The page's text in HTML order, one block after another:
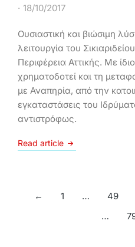
18/10/2017
Ουσιαστική και βιώσιμη
λειτουργία του
Περιφέρεια Αττικής. Με
χρηματοδοτεί και τη
με Αναπηρία, από την
εγκαταστάσεις του
αντιστρόφως.
Read article
← 1 … 49
…